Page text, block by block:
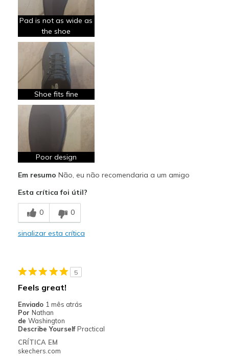
Melhores utilizações
Casual Wear
Sizing
Feels true to size
View On Shoes
Pad is not as wide as
the shoe
Shoe fits fine
Poor design
Em resumo Não, eu não recomendaria a um amigo
Esta crítica foi útil?
0 0
sinalizar esta crítica
5
Feels great!
Enviado 1 mês atrás
Por Nathan
de Washington
Describe Yourself Practical
CRÍTICA EM
skechers.com